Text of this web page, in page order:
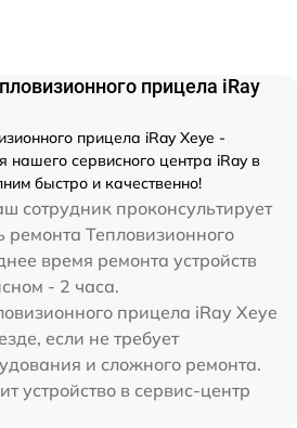
прицела iRay
прицела iRay Xeye -
нашего сервисного центра iRay в
быстро и качественно!
сотрудник проконсультирует
ремонта Тепловизионного
время ремонта устройств
- 2 часа.
прицела iRay Xeye
если не требует
и сложного ремонта.
устройство в сервис-центр